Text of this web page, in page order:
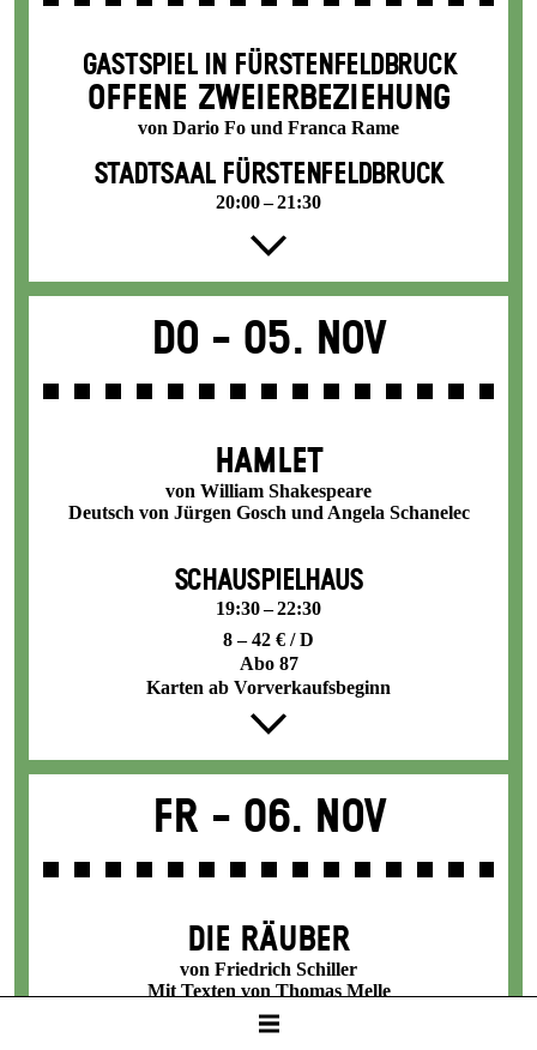
GASTSPIEL IN FÜRSTENFELDBRUCK
OFFENE ZWEIER­BEZIEHUNG
von Dario Fo und Franca Rame
STADTSAAL FÜRSTENFELDBRUCK
20:00 – 21:30
Do - 05. Nov
HAMLET
von William Shakespeare
Deutsch von Jürgen Gosch und Angela Schanelec
SCHAUSPIELHAUS
19:30 – 22:30
8 – 42 € / D
Abo 87
Karten ab Vorverkaufsbeginn
Fr - 06. Nov
DIE RÄUBER
von Friedrich Schiller
Mit Texten von Thomas Melle
18:45 Einführung im Unteren Foyer Schauspielhaus